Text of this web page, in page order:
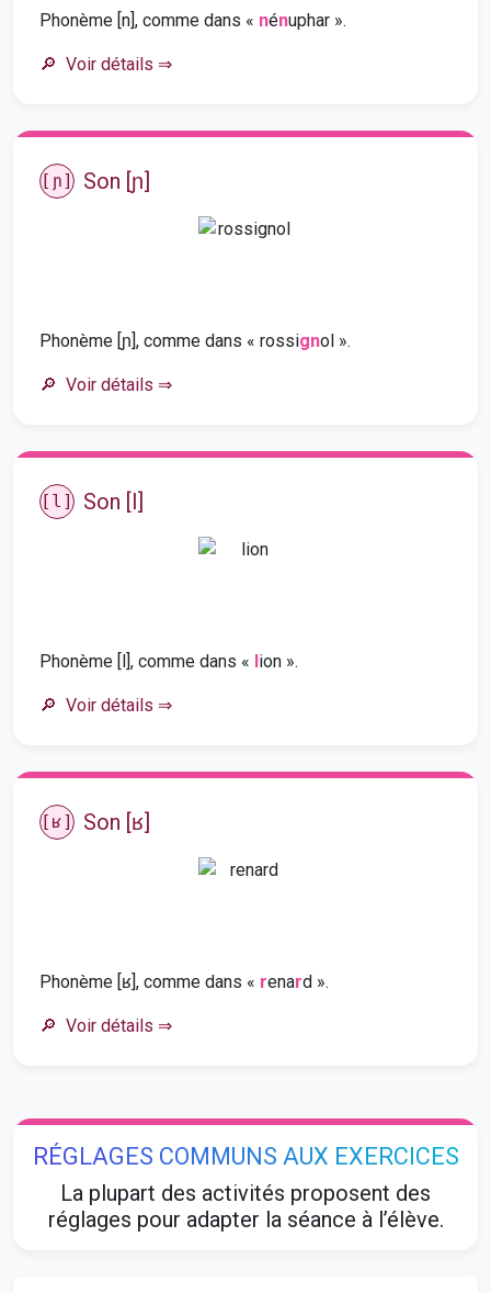
Phonème [n], comme dans « nénuphar ».
Voir détails ⇒
[ɲ] Son [ɲ]
Phonème [ɲ], comme dans « rossignol ».
Voir détails ⇒
[l] Son [l]
Phonème [l], comme dans « lion ».
Voir détails ⇒
[ʁ] Son [ʁ]
Phonème [ʁ], comme dans « renard ».
Voir détails ⇒
RÉGLAGES COMMUNS AUX EXERCICES
La plupart des activités proposent des
réglages pour adapter la séance à l’élève.